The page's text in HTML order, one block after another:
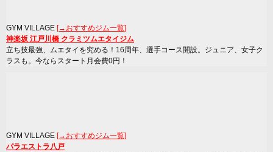
GYM VILLAGE [→おすすめジム一覧]
神楽坂 江戸川橋 クラミツムエタイジム
立ち技最強、ムエタイを究める！16周年、選手コース開設。ジュニア、女子ク
ラスも。今ならスタート月会費0円！
GYM VILLAGE [→おすすめジム一覧]
パラエストラ八戸